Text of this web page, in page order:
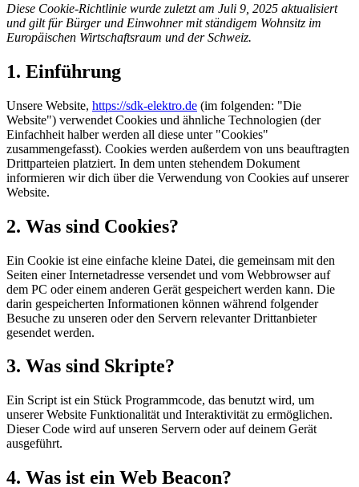
Diese Cookie-Richtlinie wurde zuletzt am Juli 9, 2025 aktualisiert
und gilt für Bürger und Einwohner mit ständigem Wohnsitz im
Europäischen Wirtschaftsraum und der Schweiz.
1. Einführung
Unsere Website, https://sdk-elektro.de (im folgenden: "Die
Website") verwendet Cookies und ähnliche Technologien (der
Einfachheit halber werden all diese unter "Cookies"
zusammengefasst). Cookies werden außerdem von uns beauftragten
Drittparteien platziert. In dem unten stehendem Dokument
informieren wir dich über die Verwendung von Cookies auf unserer
Website.
2. Was sind Cookies?
Ein Cookie ist eine einfache kleine Datei, die gemeinsam mit den
Seiten einer Internetadresse versendet und vom Webbrowser auf
dem PC oder einem anderen Gerät gespeichert werden kann. Die
darin gespeicherten Informationen können während folgender
Besuche zu unseren oder den Servern relevanter Drittanbieter
gesendet werden.
3. Was sind Skripte?
Ein Script ist ein Stück Programmcode, das benutzt wird, um
unserer Website Funktionalität und Interaktivität zu ermöglichen.
Dieser Code wird auf unseren Servern oder auf deinem Gerät
ausgeführt.
4. Was ist ein Web Beacon?